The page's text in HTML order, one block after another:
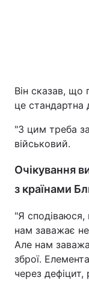
Він сказав, що
це стандартна
"З цим треба
військовий.
Очікування
з країнами
"Я сподіваюся,
нам заважає не
Але нам
зброї.
через дефіцит,